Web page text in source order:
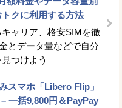
クに利用する方法
ャリア、格安SIMを徹
とデータ量などで自分
つけよう
スマホ「Libero Flip」
一括9,800円＆PayPay